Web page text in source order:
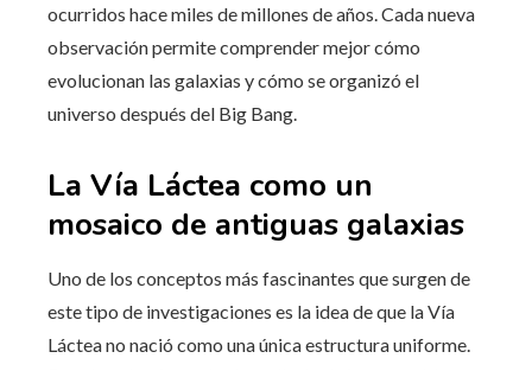
ocurridos hace miles de millones de años. Cada nueva
observación permite comprender mejor cómo
evolucionan las galaxias y cómo se organizó el
universo después del Big Bang.
La Vía Láctea como un
mosaico de antiguas galaxias
Uno de los conceptos más fascinantes que surgen de
este tipo de investigaciones es la idea de que la Vía
Láctea no nació como una única estructura uniforme.